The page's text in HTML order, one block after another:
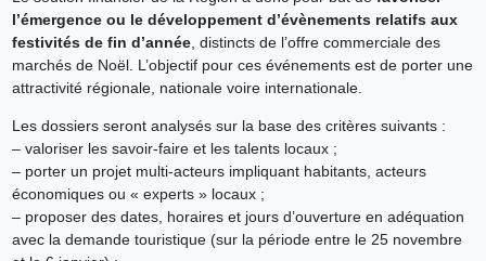
l’émergence ou le développement d’évènements relatifs aux
festivités de fin d’année, distincts de l’offre commerciale des
marchés de Noël. L’objectif pour ces événements est de porter une
attractivité régionale, nationale voire internationale.
Les dossiers seront analysés sur la base des critères suivants :
– valoriser les savoir-faire et les talents locaux ;
– porter un projet multi-acteurs impliquant habitants, acteurs
économiques ou « experts » locaux ;
– proposer des dates, horaires et jours d’ouverture en adéquation
avec la demande touristique (sur la période entre le 25 novembre